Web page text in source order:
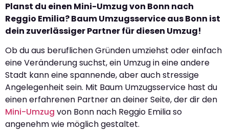
Planst du einen Mini-Umzug von Bonn nach
Reggio Emilia? Baum Umzugsservice aus Bonn ist
dein zuverlässiger Partner für diesen Umzug!
Ob du aus beruflichen Gründen umziehst oder einfach
eine Veränderung suchst, ein Umzug in eine andere
Stadt kann eine spannende, aber auch stressige
Angelegenheit sein. Mit Baum Umzugsservice hast du
einen erfahrenen Partner an deiner Seite, der dir den
Mini-Umzug von Bonn nach Reggio Emilia so
angenehm wie möglich gestaltet.